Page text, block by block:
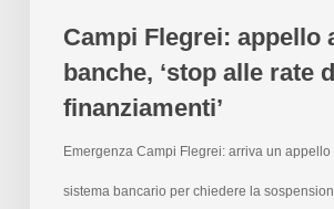
Campi Flegrei: appello
banche, ‘stop alle rate
finanziamenti’
Emergenza Campi Flegrei: arriva un appello
sistema bancario per chiedere la